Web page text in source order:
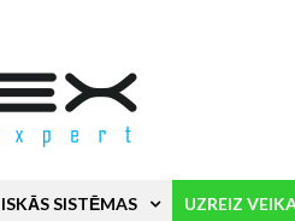
SISTĒMAS UZREIZ